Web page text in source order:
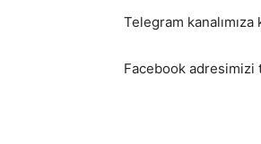
Telegram kanalımıza
Facebook adresimizi